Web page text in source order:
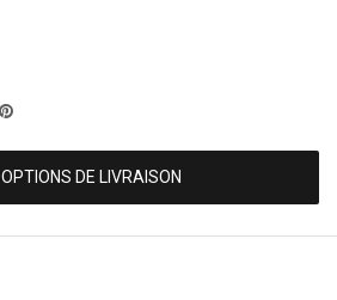
OPTIONS DE LIVRAISON